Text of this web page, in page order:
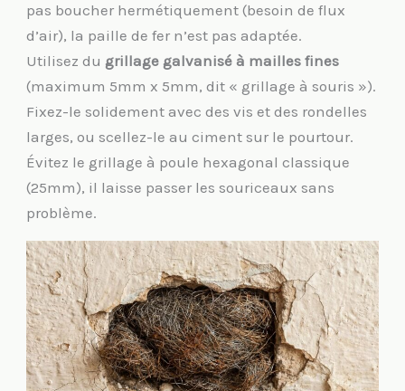
pas boucher hermétiquement (besoin de flux
d’air), la paille de fer n’est pas adaptée.
Utilisez du grillage galvanisé à mailles fines
(maximum 5mm x 5mm, dit « grillage à souris »).
Fixez-le solidement avec des vis et des rondelles
larges, ou scellez-le au ciment sur le pourtour.
Évitez le grillage à poule hexagonal classique
(25mm), il laisse passer les souriceaux sans
problème.